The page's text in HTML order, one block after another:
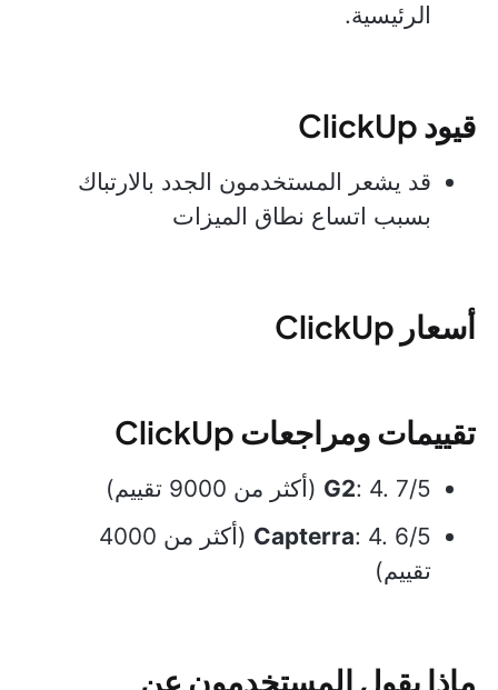
الرئيسية.
قيود ClickUp
قد يشعر المستخدمون الجدد بالارتباك
بسبب اتساع نطاق الميزات
أسعار ClickUp
تقييمات ومراجعات ClickUp
G2: 4. 7/5 (أكثر من 9000 تقييم)
Capterra
: 4. 6/5 (أكثر من 4000
تقييم)
ماذا يقول المستخدمون عن